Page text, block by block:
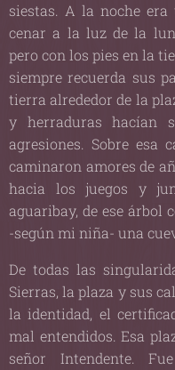
siestas. A la noche
cenar a la luz de la
pero con los pies en la
siempre recuerda sus
tierra alrededor de la
y herraduras hacían
agresiones. Sobre esa
caminaron amores de
hacia los juegos y
aguaribay, de ese árbol
-según mi niña- una
De todas las
Sierras, la plaza y sus
la identidad, el
mal entendidos. Esa
señor Intendente.